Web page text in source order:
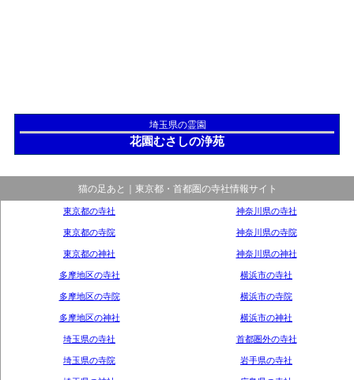
埼玉県の霊園
花園むさしの浄苑
猫の足あと｜東京都・首都圏の寺社情報サイト
東京都の寺社
東京都の寺院
東京都の神社
多摩地区の寺社
多摩地区の寺院
多摩地区の神社
神奈川県の寺社
神奈川県の寺院
神奈川県の神社
横浜市の寺社
横浜市の寺院
横浜市の神社
埼玉県の寺社
埼玉県の寺院
首都圏外の寺社
岩手県の寺社